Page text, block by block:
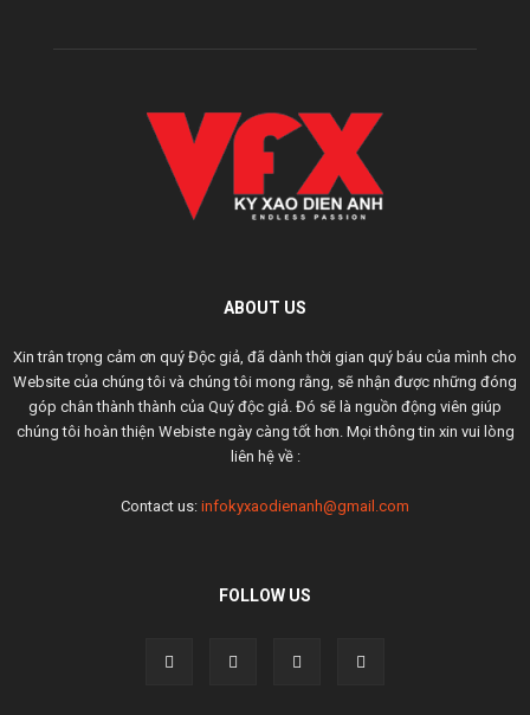
ABOUT US
Xin trân trọng cảm ơn quý Độc giả, đã dành thời gian quý báu của mình cho
Website của chúng tôi và chúng tôi mong rằng, sẽ nhận được những đóng
góp chân thành thành của Quý độc giả. Đó sẽ là nguồn động viên giúp
chúng tôi hoàn thiện Webiste ngày càng tốt hơn. Mọi thông tin xin vui lòng
liên hệ về :
Contact us: infokyxaodienanh@gmail.com
FOLLOW US